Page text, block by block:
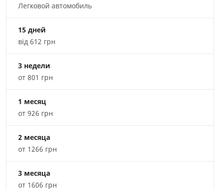
Легковой автомобиль
15 дней
від 612 грн
3 недели
от 801 грн
1 месяц
от 926 грн
2 месяца
от 1266 грн
3 месяца
от 1606 грн